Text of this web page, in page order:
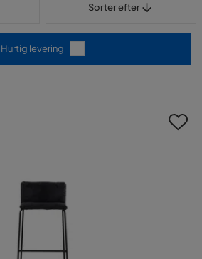
Sorter efter
Hurtig levering